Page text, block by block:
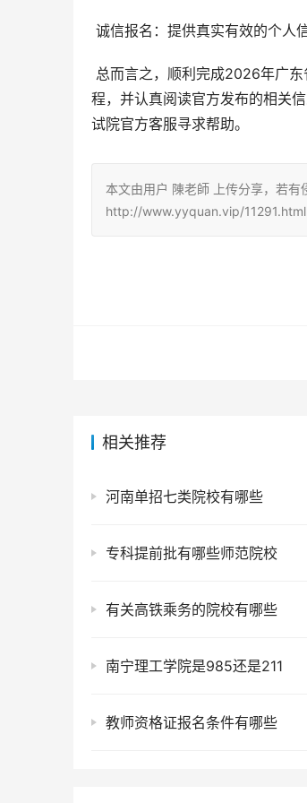
诚信报名：提供真实有效的个人
程，并认真阅读官方发布的相关
试院官方客服寻求帮助。
本文由用户 陳老師 上传分享，若有
http://www.yyquan.vip/11291.html
相关推荐
河南单招七类院校有哪些
专科提前批有哪些师范院校
有关高铁乘务的院校有哪些
南宁理工学院是985还是211
教师资格证报名条件有哪些